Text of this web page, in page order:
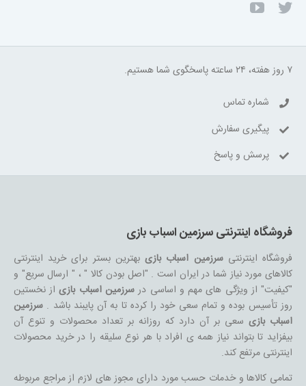
۷ روز هفته، ۲۴ ساعته پاسخگوی شما هستیم.
شماره تماس
پیگیری سفارش
پرسش و پاسخ
فروشگاه اینترنتی سرزمین اسباب بازی
فروشگاه اینترنتیسرزمین اسباب بازیبهترین بستر برای خرید اینترنتی
کالاهای مورد نیاز شما در ایران است . "اصل بودن کالا " ، " ارسال سریع" و
"کیفیت" از ویژگی های مهم و اساسی در سرزمین اسباب بازیاز نخستین
روز تأسیس بوده و تمام سعی خود را کرده تا به آن پایبند باشد .سرزمین
اسباب بازیسعی بر آن دارد که روزانه بر تعداد محصولات و تنوع آن
بیفزاید تا بتواند نیاز همه ی افراد با هر نوع سلیقه را در خرید محصولات
اینترنتی مرتفع کند.
تمامی کالاها و خدمات حسب مورد دارای مجوز های لازم از مراجع مربوطه